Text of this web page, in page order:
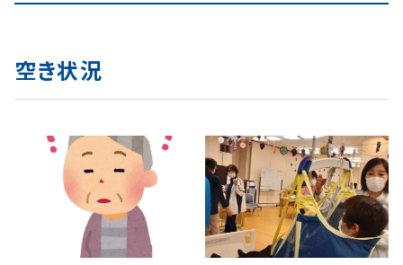
空き状況